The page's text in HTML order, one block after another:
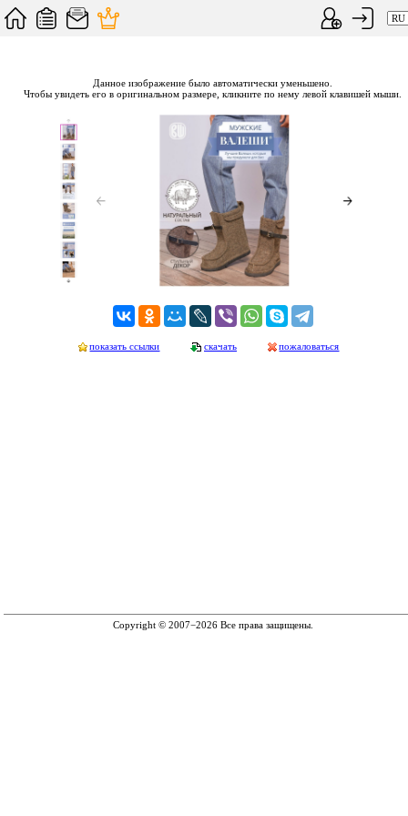
Данное изображение было автоматически уменьшено.
Чтобы увидеть его в оригинальном размере, кликните по нему левой клавишей мыши.
показать ссылки скачать пожаловаться
Copyright © 2007−2026 Все права защищены.